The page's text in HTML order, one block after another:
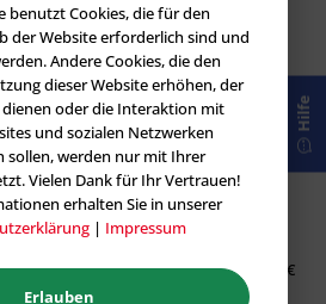
GORI 33 Sensitiv-Lasur
Holzlasur
Artikel-Nr.: GOR-100019
Erhältlich in:
0,75 Liter:
26,63 €
Hilfe
benutzt Cookies, die für den
der Website erforderlich sind und
Andere Cookies, die den
dieser Website erhöhen, der
oder die Interaktion mit
und sozialen Netzwerken
sollen, werden nur mit Ihrer
Vielen Dank für Ihr Vertrauen!
erhalten Sie in unserer
| Impressum
Erlauben